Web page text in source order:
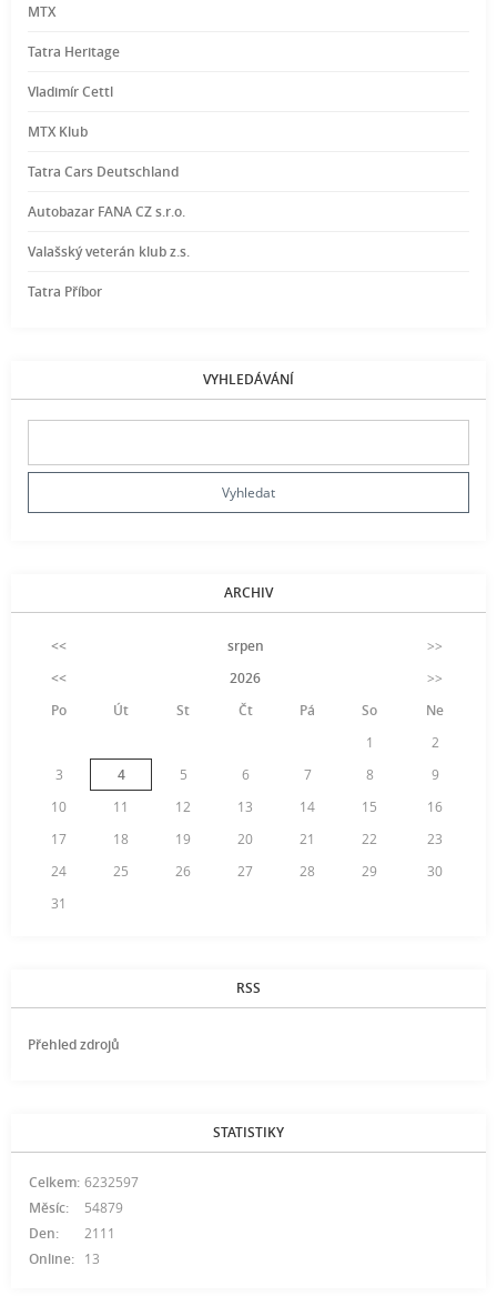
MTX
Tatra Heritage
Vladimír Cettl
MTX Klub
Tatra Cars Deutschland
Autobazar FANA CZ s.r.o.
Valašský veterán klub z.s.
Tatra Příbor
VYHLEDÁVÁNÍ
ARCHIV
<< srpen
>>
<<
2026
>>
Po
Út St Čt Pá So
Ne
1
2
3
4 5 6 7 8
9
10
11 12 13 14 15
16
17
18 19 20 21 22
23
24
25 26 27 28 29
30
31
RSS
Přehled zdrojů
STATISTIKY
Online: 13
Celkem: 6232597
Měsíc:
54879
Den:
2111